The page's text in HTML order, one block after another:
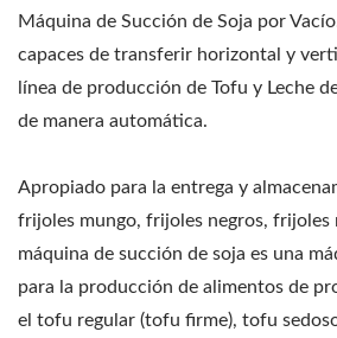
Máquina de Succión de Soja por
capaces de transferir horizontal y
línea de producción de Tofu y Leche
de manera automática.
Apropiado para la entrega y
frijoles mungo, frijoles negros, frijoles
máquina de succión de soja es una
para la producción de alimentos de
el tofu regular (tofu firme), tofu